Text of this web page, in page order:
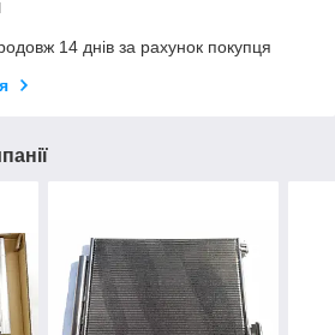
14 днів за рахунок покупця